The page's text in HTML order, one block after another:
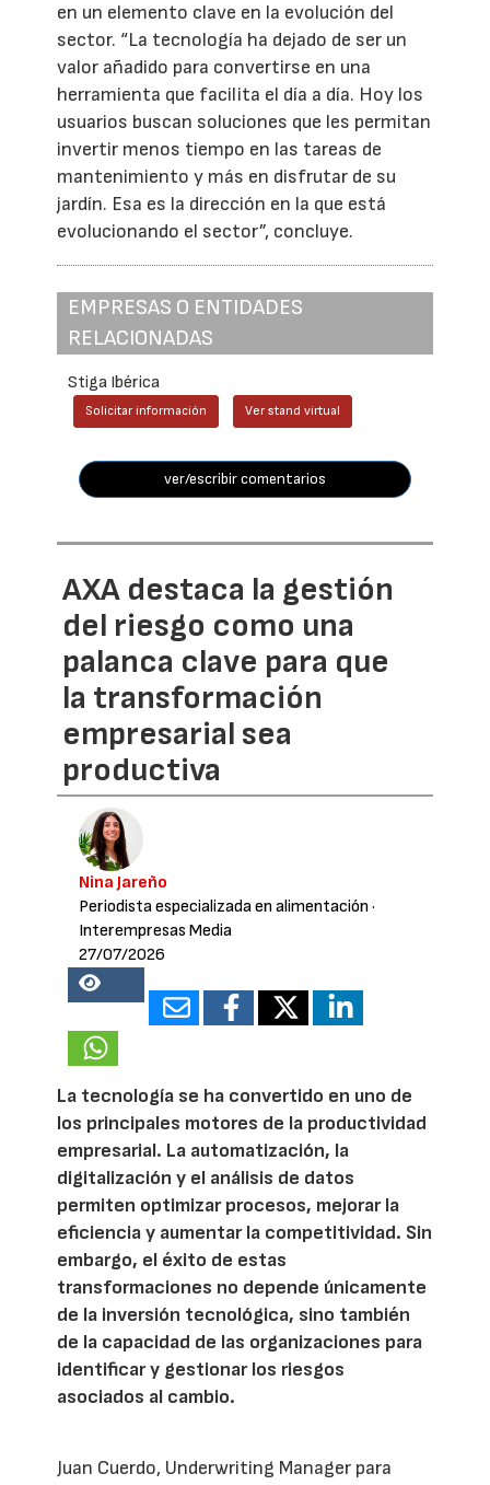
en un elemento clave en la evolución del
sector. “La tecnología ha dejado de ser un
valor añadido para convertirse en una
herramienta que facilita el día a día. Hoy los
usuarios buscan soluciones que les permitan
invertir menos tiempo en las tareas de
mantenimiento y más en disfrutar de su
jardín. Esa es la dirección en la que está
evolucionando el sector”, concluye.
EMPRESAS O ENTIDADES
RELACIONADAS
Stiga Ibérica
Solicitar información Ver stand virtual
ver/escribir comentarios
AXA destaca la gestión
del riesgo como una
palanca clave para que
la transformación
empresarial sea
productiva
Nina Jareño
Periodista especializada en alimentación ·
Interempresas Media
27/07/2026
14845
La tecnología se ha convertido en uno de
los principales motores de la productividad
empresarial. La automatización, la
digitalización y el análisis de datos
permiten optimizar procesos, mejorar la
eficiencia y aumentar la competitividad. Sin
embargo, el éxito de estas
transformaciones no depende únicamente
de la inversión tecnológica, sino también
de la capacidad de las organizaciones para
identificar y gestionar los riesgos
asociados al cambio.
Juan Cuerdo, Underwriting Manager para